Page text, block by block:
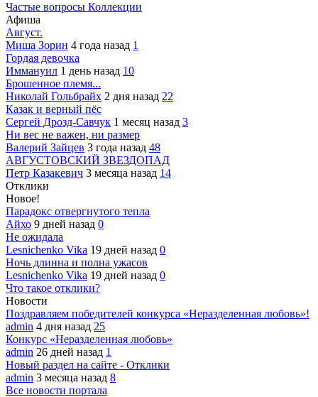
Частые вопросы Коллекции
Афиша
Август.
Миша Зорин 4 года назад 1
Гордая девочка
Иммануил 1 день назад 10
Брошенное племя...
Николай Гольбрайх 2 дня назад 22
Казак и верный пёс
Сергей Дрозд-Савчук 1 месяц назад 3
Ни вес не важен, ни размер
Валерий Зайцев 3 года назад 48
АВГУСТОВСКИЙ ЗВЕЗДОПАД
Петр Казакевич 3 месяца назад 14
Отклики
Новое!
Парадокс отвергнутого тепла
Айхо 9 дней назад 0
Не ожидала
Lesnichenko Vika 19 дней назад 0
Ночь длинна и полна ужасов
Lesnichenko Vika 19 дней назад 0
Что такое отклики?
Новости
Поздравляем победителей конкурса «Неразделенная любовь»!
admin 4 дня назад 25
Конкурс «Неразделенная любовь»
admin 26 дней назад 1
Новый раздел на сайте - Отклики
admin 3 месяца назад 8
Все новости портала